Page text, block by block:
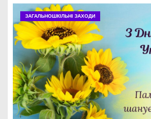
ЗАГАЛЬНОШКІЛЬНІ ЗАХОДИ